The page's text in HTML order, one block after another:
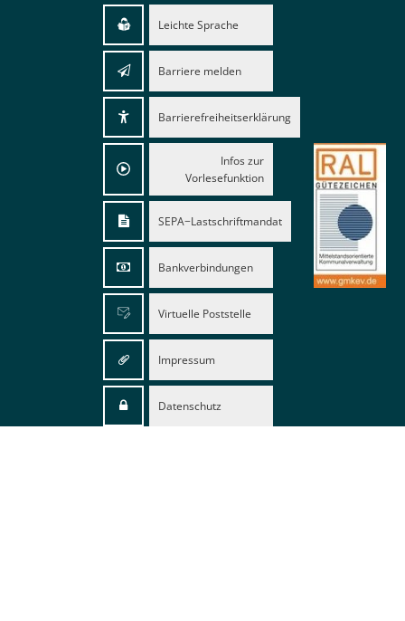
Leichte Sprache
Barriere melden
Barrierefreiheitserklärung
Infos zur
Vorlesefunktion
SEPA−Lastschriftmandat
Bankverbindungen
Virtuelle Poststelle
Impressum
Datenschutz